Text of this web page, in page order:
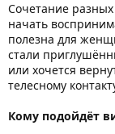
Сочетание разных
начать
полезна для
стали
или хочется
телесному
Кому подойдёт